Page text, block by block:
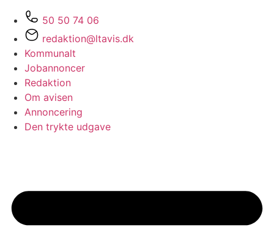
50 50 74 06
redaktion@ltavis.dk
Kommunalt
Jobannoncer
Redaktion
Om avisen
Annoncering
Den trykte udgave